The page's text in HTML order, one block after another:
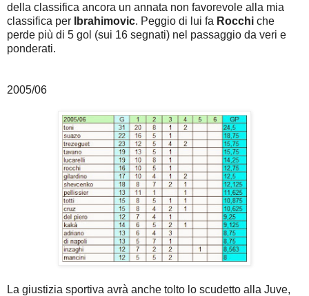
della classifica ancora un annata non favorevole alla mia
classifica per
Ibrahimovic. Peggio di lui fa Rocchi che
perde più di 5 gol (sui 16 segnati) nel passaggio da veri e
ponderati.
2005/06
La giustizia sportiva avrà anche tolto lo scudetto alla Juve,